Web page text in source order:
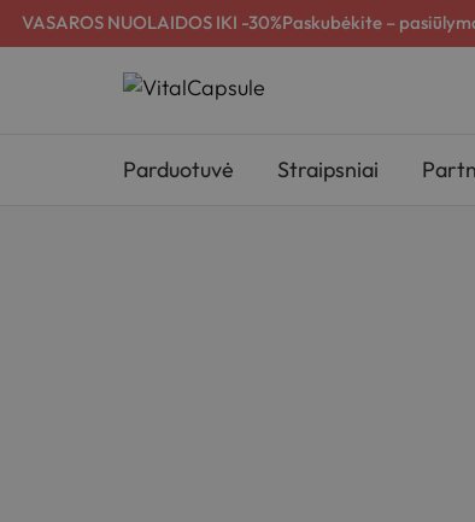
VASAROS NUOLAIDOS IKI -30%Paskubėkite –
Parduotuvė Straipsniai